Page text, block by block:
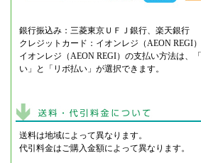
銀行振込み：三菱東京ＵＦＪ銀行、楽天銀行
クレジットカード：イオンレジ（AEON REGI）
イオンレジ（AEON REGI）の支払い方法は、
い」と「リボ払い」が選択できます。
送料は地域によって異なります。
代引料金はご購入金額によって異なります。